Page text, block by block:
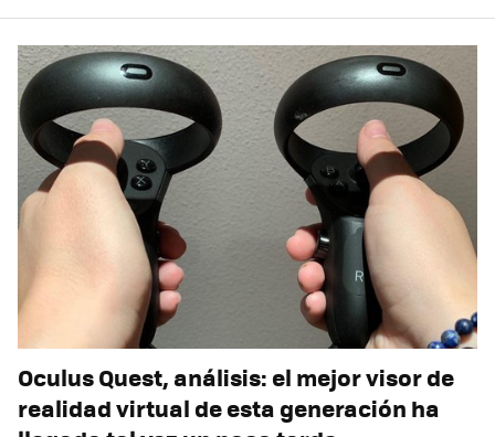
Oculus Quest, análisis: el mejor visor de
realidad virtual de esta generación ha